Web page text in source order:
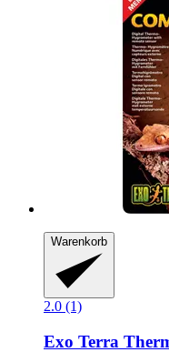
Warenkorb
2.0 (1)
Exo Terra